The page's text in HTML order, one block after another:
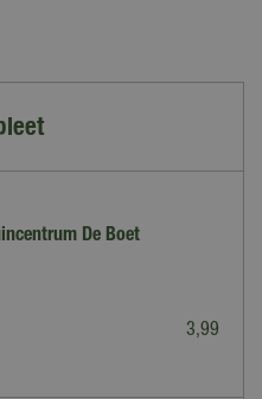
De Boet
3,99